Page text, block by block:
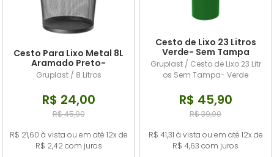
Cesto Para Lixo Metal 8L
Aramado Preto-
Gruplast
Gruplast / 8 Litros
R$ 24,00
R$ 45,90
R$ 21,60 à vista ou em até 12x de
R$ 2,42 com juros
Cesto de Lixo 23 Litros
Verde- Sem Tampa
Gruplast / Cesto de Lixo 23 Litr
os Sem Tampa- Verde
R$ 45,90
R$ 39,90
R$ 41,31 à vista ou em até 12x de
R$ 4,63 com juros